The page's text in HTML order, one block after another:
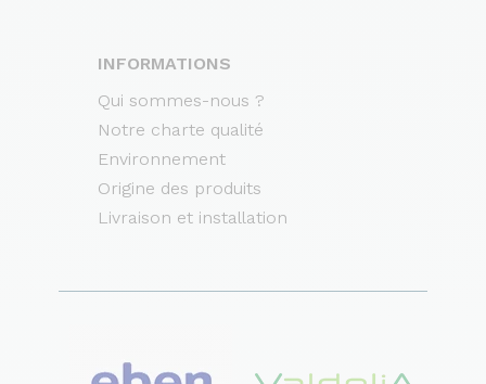
INFORMATIONS
Qui sommes-nous ?
Notre charte qualité
Environnement
Origine des produits
Livraison et installation